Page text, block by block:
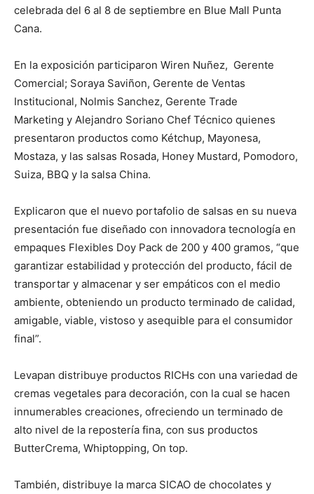
celebrada del 6 al 8 de septiembre en Blue Mall Punta
Cana.
En la exposición participaron Wiren Nuñez, Gerente
Comercial; Soraya Saviñon, Gerente de Ventas
Institucional, Nolmis Sanchez, Gerente Trade
Marketing y Alejandro Soriano Chef Técnico quienes
presentaron productos como Kétchup, Mayonesa,
Mostaza, y las salsas Rosada, Honey Mustard, Pomodoro,
Suiza, BBQ y la salsa China.
Explicaron que el nuevo portafolio de salsas en su nueva
presentación fue diseñado con innovadora tecnología en
empaques Flexibles Doy Pack de 200 y 400 gramos, “que
garantizar estabilidad y protección del producto, fácil de
transportar y almacenar y ser empáticos con el medio
ambiente, obteniendo un producto terminado de calidad,
amigable, viable, vistoso y asequible para el consumidor
final”.
Levapan distribuye productos RICHs con una variedad de
cremas vegetales para decoración, con la cual se hacen
innumerables creaciones, ofreciendo un terminado de
alto nivel de la repostería fina, con sus productos
ButterCrema, Whiptopping, On top.
También, distribuye la marca SICAO de chocolates y